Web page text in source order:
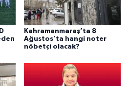
Kahramanmaraş’ta 8
Ağustos’ta hangi noter
nöbetçi olacak?